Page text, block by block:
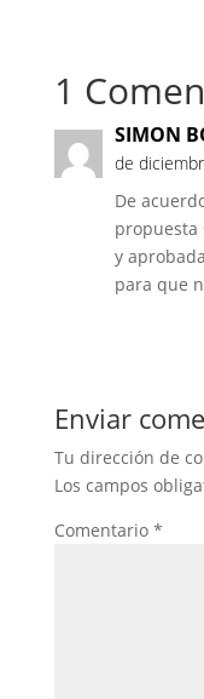
1
SIMON
de
De
propuesta
y
para que
Enviar
Tu dirección de
Los campos
Comentario *